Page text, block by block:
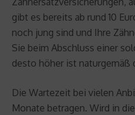
gibt es bereits ab rund 10
noch jung sind und Ihre
Sie beim Abschluss einer
desto höher ist naturgemäß
Die Wartezeit bei vielen
Monate betragen. Wird in